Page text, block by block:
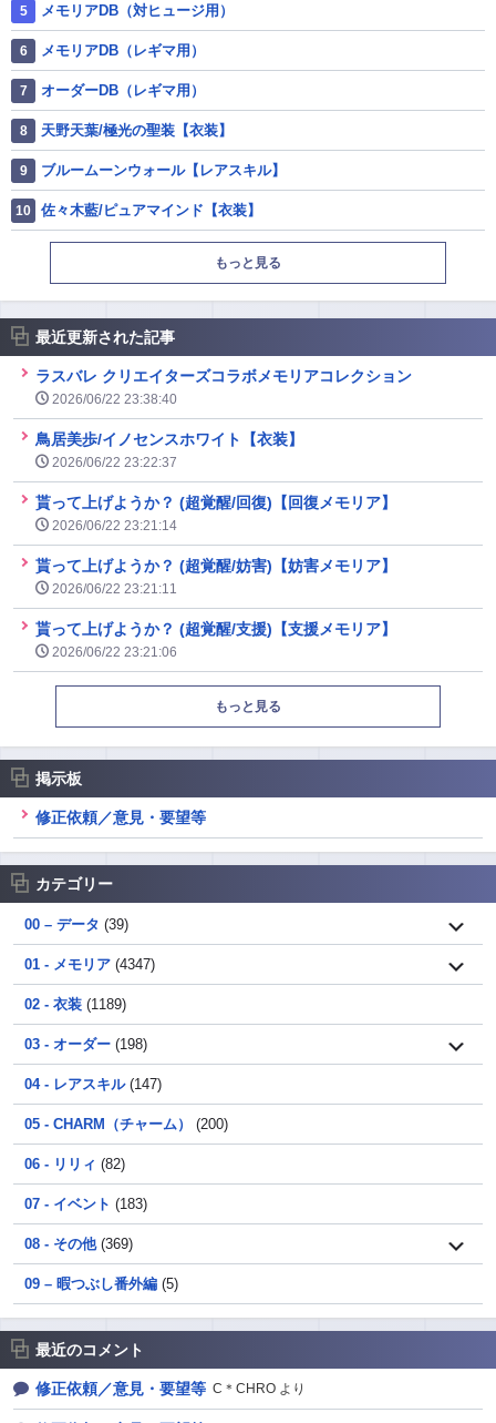
メモリアDB（対ヒュージ用）
メモリアDB（レギマ用）
オーダーDB（レギマ用）
天野天葉/極光の聖装【衣装】
ブルームーンウォール【レアスキル】
佐々木藍/ピュアマインド【衣装】
もっと見る
最近更新された記事
ラスバレ クリエイターズコラボメモリアコレクション
2026/06/22 23:38:40
鳥居美歩/イノセンスホワイト【衣装】
2026/06/22 23:22:37
貰って上げようか？ (超覚醒/回復)【回復メモリア】
2026/06/22 23:21:14
貰って上げようか？ (超覚醒/妨害)【妨害メモリア】
2026/06/22 23:21:11
貰って上げようか？ (超覚醒/支援)【支援メモリア】
2026/06/22 23:21:06
もっと見る
掲示板
修正依頼／意見・要望等
カテゴリー
00 – データ (39)
01 - メモリア (4347)
02 - 衣装 (1189)
03 - オーダー (198)
04 - レアスキル(147)
05 - CHARM（チャーム） (200)
06 - リリィ (82)
07 - イベント (183)
08 - その他(369)
09 – 暇つぶし番外編 (5)
最近のコメント
修正依頼／意見・要望等 C＊CHRO より